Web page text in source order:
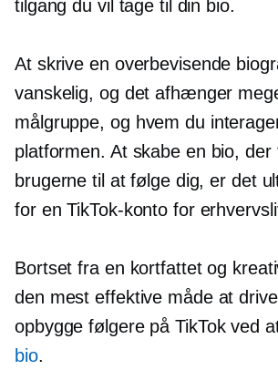
tilgang du vil tage til din bio.
At skrive en overbevisende
vanskelig, og det afhænger
målgruppe, og hvem du
platformen. At skabe en bio, der
brugerne til at følge dig, er det
for en TikTok-konto for
Bortset fra en kortfattet og
den mest effektive måde at
opbygge følgere på TikTok ved
bio.